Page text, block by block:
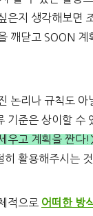
은지 생각해보면
깨닫고 SOON 계
논리나 규칙도 아
기준은 상이할 수
우고 계획을 짠다
히 활용해주시는
적으로 어떠한 방